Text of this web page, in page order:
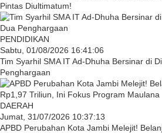
Pintas Diultimatum!
PENDIDIKAN
Sabtu, 01/08/2026 16:41:06
Tim Syarhil SMA IT Ad-Dhuha Bersinar di
Penghargaan
DAERAH
Jumat, 31/07/2026 10:37:13
APBD Perubahan Kota Jambi Melejit!